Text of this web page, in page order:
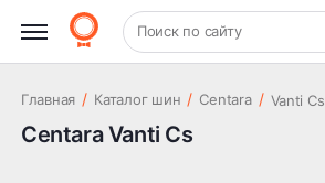
+7 (831) 261-35-35 Шиномонтаж
Поиск по сайту
Главная / Каталог шин / Centara / Vanti Cs
Centara Vanti Cs